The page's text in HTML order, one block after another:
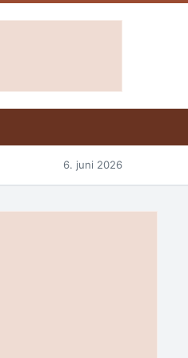
6. juni 2026